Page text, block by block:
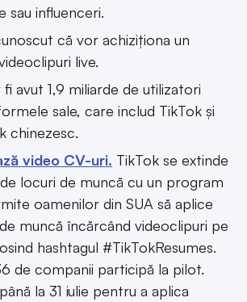
sau influenceri.
că vor achiziționa un
live.
avut 1,9 miliarde de utilizatori
sale, care includ TikTok și
chinezesc.
video CV-uri. TikTok se extinde
locuri de muncă cu un program
oamenilor din SUA să aplice
muncă încărcând videoclipuri pe
hashtagul #TikTokResumes.
de companii participă la pilot.
la 31 iulie pentru a aplica